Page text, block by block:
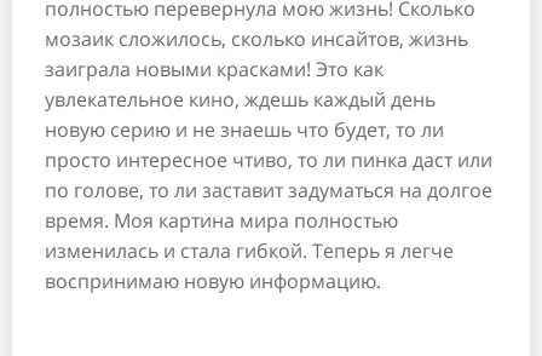
полностью перевернула мою жизнь! Сколько
мозаик сложилось, сколько инсайтов, жизнь
заиграла новыми красками! Это как
увлекательное кино, ждешь каждый день
новую серию и не знаешь что будет, то ли
просто интересное чтиво, то ли пинка даст или
по голове, то ли заставит задуматься на долгое
время. Моя картина мира полностью
изменилась и стала гибкой. Теперь я легче
воспринимаю новую информацию.